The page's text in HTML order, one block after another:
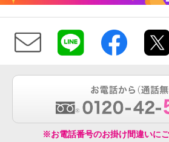
※お電話番号のお掛け間違いにご